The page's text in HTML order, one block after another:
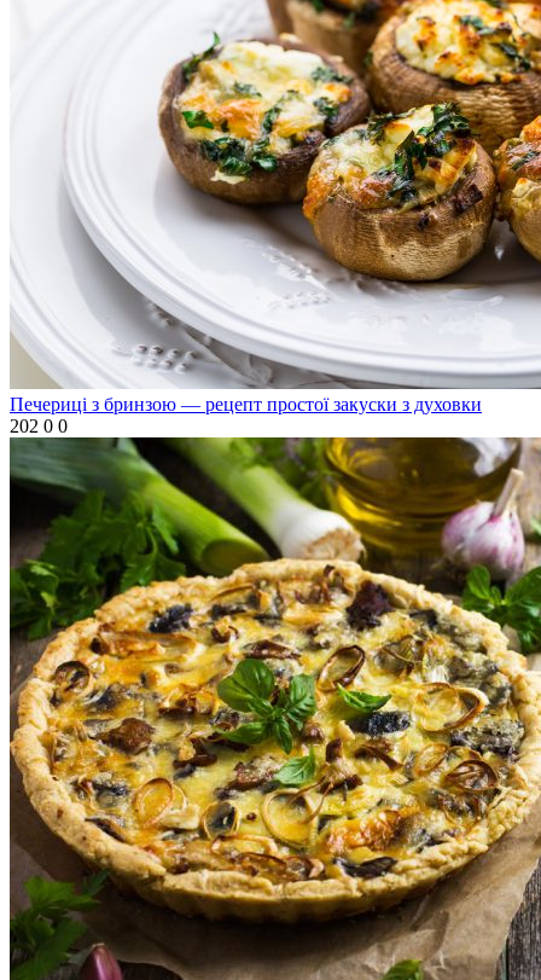
Печериці з бринзою — рецепт простої закуски з духовки
202 0 0